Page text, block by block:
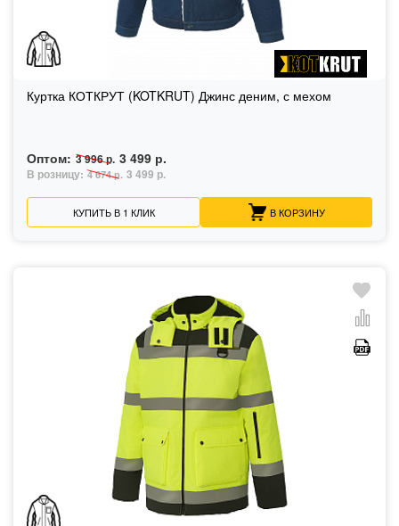
Куртка КОТКРУТ (KOTKRUT) Джинс деним, с мехом
Оптом: 3 996 р. 3 499 р.
В розницу: 4 674 р. 3 499 р.
КУПИТЬ В 1 КЛИК В КОРЗИНУ